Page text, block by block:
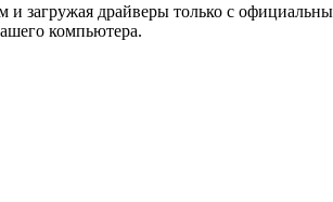
и загружая драйверы только с
компьютера.